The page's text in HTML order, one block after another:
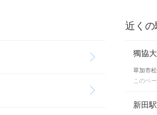
近くの
獨協
草加市
このペ
新田駅